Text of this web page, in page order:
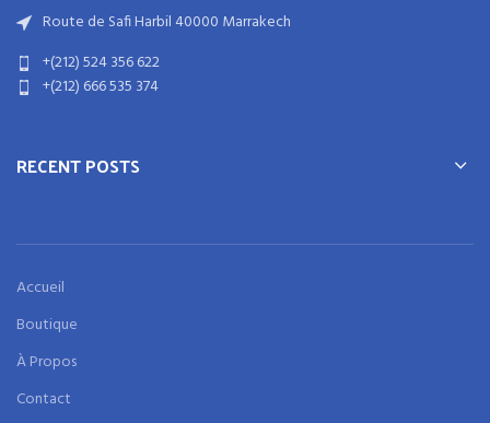
Route de Safi Harbil 40000 Marrakech
+(212) 524 356 622
+(212) 666 535 374
RECENT POSTS
Accueil
Boutique
À Propos
Contact